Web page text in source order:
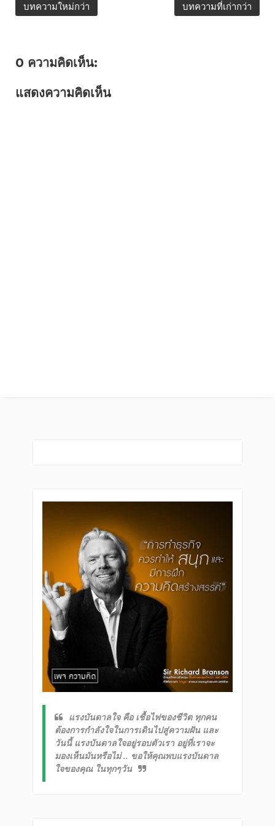
บทความใหม่กว่า บทความที่เก่ากว่า
0 ความคิดเห็น:
แสดงความคิดเห็น
แรงบันดาลใจ คือ เชื้อไฟของชีวิต ทุกคน
ต้องการกำลังใจในการเดินไปสู่ความฝัน และ
วันนี้ แรงบันดาลใจอยู่รอบตัวเรา อยู่ที่เราจะ
มองเห็นมันหรือไม่.. ขอให้คุณพบแรงบันดาล
ใจของคุณ ในทุกๆวัน